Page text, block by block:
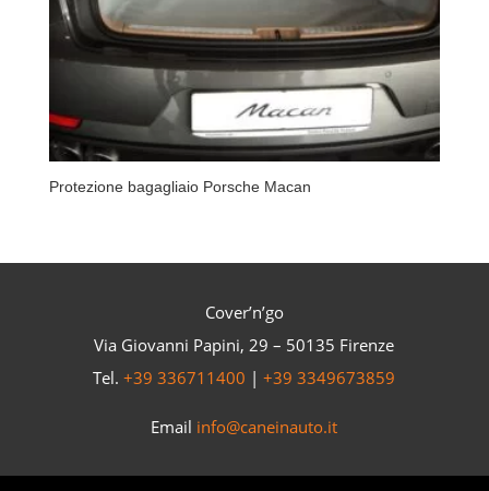
Protezione bagagliaio Porsche Macan
Cover’n’go
Via Giovanni Papini, 29 – 50135 Firenze
Tel.+39 336711400 |+39 3349673859
Email info@caneinauto.it